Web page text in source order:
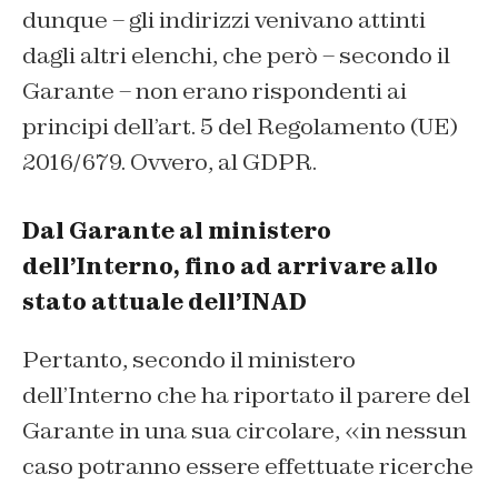
dunque – gli indirizzi venivano attinti
dagli altri elenchi, che però – secondo il
Garante – non erano rispondenti ai
principi dell’art. 5 del Regolamento (UE)
2016/679. Ovvero, al GDPR.
Dal Garante al ministero
dell’Interno, fino ad arrivare allo
stato attuale dell’INAD
Pertanto, secondo il ministero
dell’Interno che ha riportato il parere del
Garante in una sua circolare, «in nessun
caso potranno essere effettuate ricerche